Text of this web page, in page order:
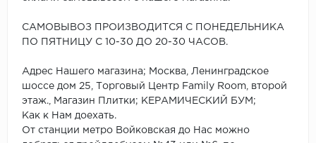
САМОВЫВОЗ ПРОИЗВОДИТСЯ С ПОНЕДЕЛЬНИКА
ПО ПЯТНИЦУ С 10-30 ДО 20-30 ЧАСОВ.
Адрес Нашего магазина; Москва, Ленинградское
шоссе дом 25, Торговый Центр Family Room, второй
этаж., Магазин Плитки; КЕРАМИЧЕСКИЙ БУМ;
Как к Нам доехать.
От станции метро Войковская до Нас можно